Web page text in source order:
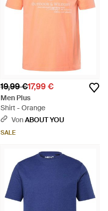
19,99 €17,99 €
Men Plus
Shirt - Orange
VonABOUT YOU
SALE